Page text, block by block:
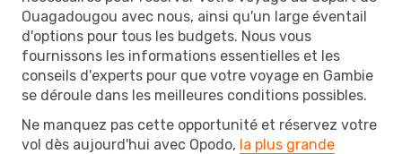
Ouagadougou avec nous, ainsi qu'un large éventail
d'options pour tous les budgets. Nous vous
fournissons les informations essentielles et les
conseils d'experts pour que votre voyage en Gambie
se déroule dans les meilleures conditions possibles.
Ne manquez pas cette opportunité et réservez votre
vol dès aujourd'hui avec Opodo, la plus grande